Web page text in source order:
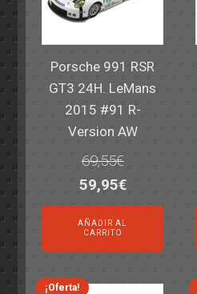
Porsche 991 RSR
GT3 24H. LeMans
2015 #91 R-
Version AW
69,55€
El
precio
original
era:
69,55€.
59,95€El
precio
actual
es:
59,95€.
AÑADIR AL
CARRITO
¡Oferta!